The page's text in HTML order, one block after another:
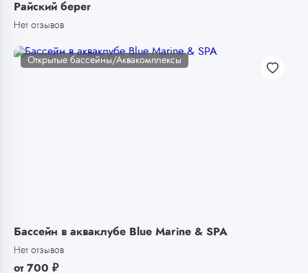
Райский берег
Нет отзывов
Открытые бассейны/Аквакомплексы
Бассейн в акваклубе Blue Marine & SPA
Нет отзывов
от 700 ₽